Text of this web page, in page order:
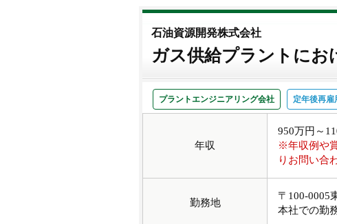
石油資源開発株式会社
ガス供給プラントに
プラントエンジニアリング会社 定年後再雇
年収
950万円～
※年収例や
りお問い合
勤務地
〒100-0005
本社での勤